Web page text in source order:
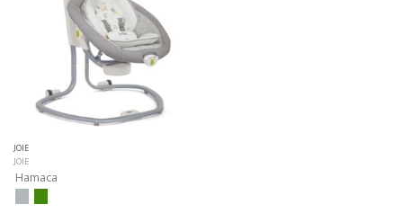
JOIE
JOIE
Hamaca